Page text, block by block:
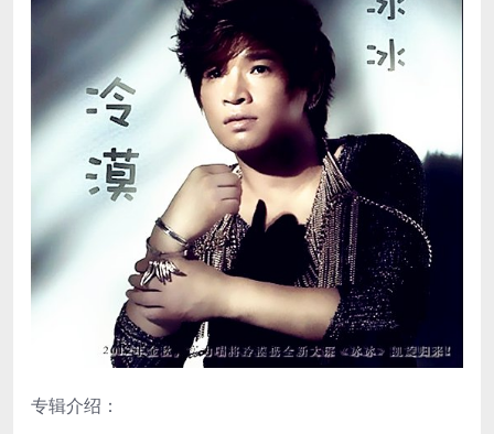
专辑介绍：